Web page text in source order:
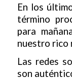
En los
término
para
nuestro rico
Las redes
son